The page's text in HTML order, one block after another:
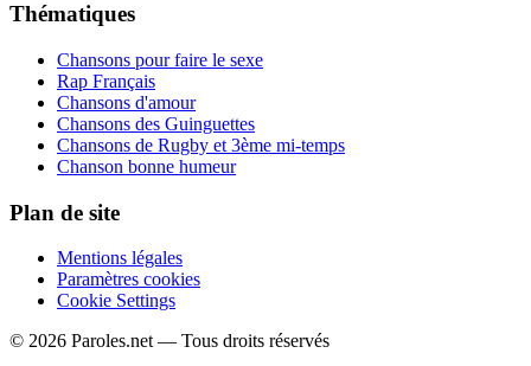
Thématiques
Chansons pour faire le sexe
Rap Français
Chansons d'amour
Chansons des Guinguettes
Chansons de Rugby et 3ème mi-temps
Chanson bonne humeur
Plan de site
Mentions légales
Paramètres cookies
Cookie Settings
© 2026 Paroles.net — Tous droits réservés